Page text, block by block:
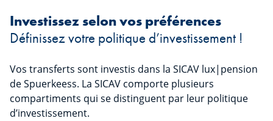
Investissez selon vos préférences
Définissez votre politique d’investissement !
Vos transferts sont investis dans la SICAV lux|pension
de Spuerkeess. La SICAV comporte plusieurs
compartiments qui se distinguent par leur politique
d’investissement.